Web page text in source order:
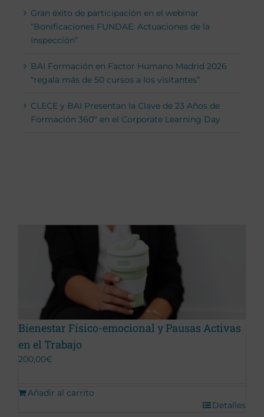
Bienestar Físico-emocional y Pausas Activas
en el Trabajo
200,00€
Añadir al carrito
Detalles
Gran éxito de participación en el webinar
“Bonificaciones FUNDAE: Actuaciones de la
Inspección”
BAI Formación en Factor Humano Madrid 2026
“regala más de 50 cursos a los visitantes”
CLECE y BAI Presentan la Clave de 23 Años de
Formación 360º en el Corporate Learning Day